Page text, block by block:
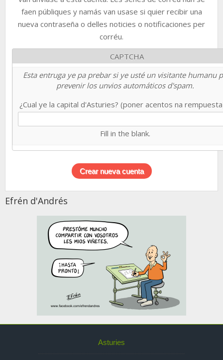
faen públiques y namás van usase si quier recibir una
nueva contraseña o delles noticies o notificaciones per
corréu.
CAPTCHA
Esta entruga ye pa prebar si ye usté un visitante humanu
prevenir los unvios automáticos d'spam.
¿Cual ye la capital d'Asturies? (poner acentos na
Fill in the blank.
Efrén d'Andrés
Asturies